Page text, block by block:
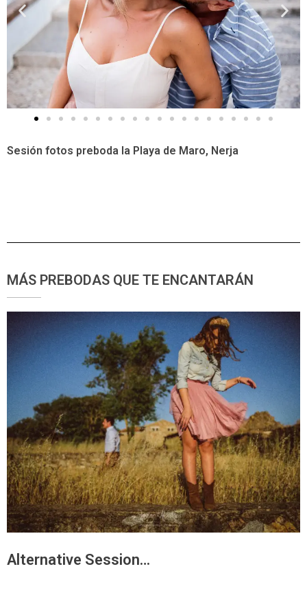
Sesión fotos preboda la Playa de Maro, Nerja
MÁS PREBODAS QUE TE ENCANTARÁN
Alternative Session…